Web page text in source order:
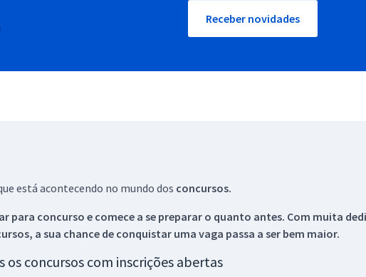
Receber novidades
está acontecendo no mundo dos concursos.
para concurso e comece a se preparar o quanto antes. Com muita
a sua chance de conquistar uma vaga passa a ser bem maior.
concursos com inscrições abertas